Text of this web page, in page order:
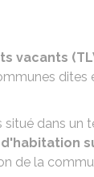
vacants
dites
dans un
de la